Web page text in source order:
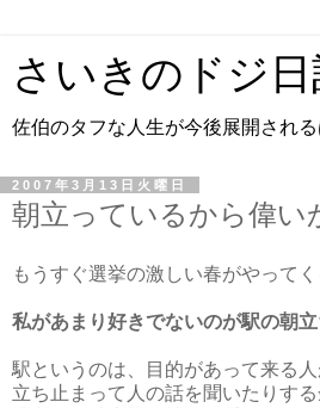
さいきのドジ日
佐伯のタフな人生が今後展開され
2007年3月13日火曜日
朝立っているから偉い
もうすぐ選挙の激しい春がやってく
私があまり好きでないのが駅の朝立
駅というのは、目的があって来る
立ち止まって人の話を聞いたりす